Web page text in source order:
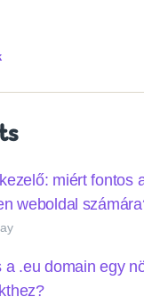
miért fontos
weboldal
a .eu domain egy